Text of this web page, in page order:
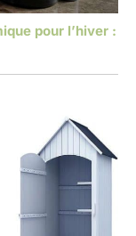
pour l’hiver :